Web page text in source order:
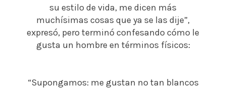
su estilo de vida, me dicen más
muchísimas cosas que ya se las dije”,
expresó, pero terminó confesando cómo le
gusta un hombre en términos físicos:
“Supongamos: me gustan no tan blancos